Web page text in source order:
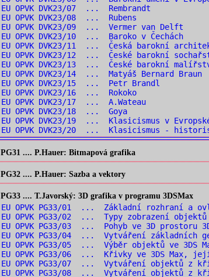
EU OPVK DVK23/07 ... Rembrandt
EU OPVK DVK23/08 ... Rubens
EU OPVK DVK23/09 ... Vermer van Delft
EU OPVK DVK23/10 ... Baroko v Čechách
EU OPVK DVK23/11 ... Česká barokní
EU OPVK DVK23/12 ... České barokní
EU OPVK DVK23/13 ... České barokní
EU OPVK DVK23/14 ... Matyáš Bernard Braun
EU OPVK DVK23/15 ... Petr Brandl
EU OPVK DVK23/16 ... Rokoko
EU OPVK DVK23/17 ... A.Wateau
EU OPVK DVK23/18 ... Goya
EU OPVK DVK23/19 ... Klasicismus v
EU OPVK DVK23/20 ... Klasicismus -
PG31 .... P.Hauer: Bitmapová grafika
PG32 .... P.Hauer: Sazba a vektory
PG33 .... T.Javorský: 3D grafika v programu 3DSMax
EU OPVK PG33/01 ... Základní rozhraní a
EU OPVK PG33/02 ... Typy zobrazení objektů
EU OPVK PG33/03 ... Pohyb ve 3D prostoru
EU OPVK PG33/04 ... Vytváření základních
EU OPVK PG33/05 ... Výběr objektů ve 3DS
EU OPVK PG33/06 ... Křivky ve 3DS Max,
EU OPVK PG33/07 ... Vytváření objektů z
EU OPVK PG33/08 ... Vytváření objektů z